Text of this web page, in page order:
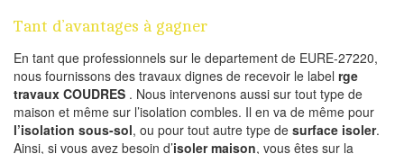
Tant d’avantages à gagner
En tant que professionnels sur le departement de EURE-27220,
nous fournissons des travaux dignes de recevoir le label rge
travaux COUDRES . Nous intervenons aussi sur tout type de
maison et même sur l’isolation combles. Il en va de même pour
l’isolation sous-sol, ou pour tout autre type de surface isoler.
Ainsi, si vous avez besoin d’isoler maison, vous êtes sur la